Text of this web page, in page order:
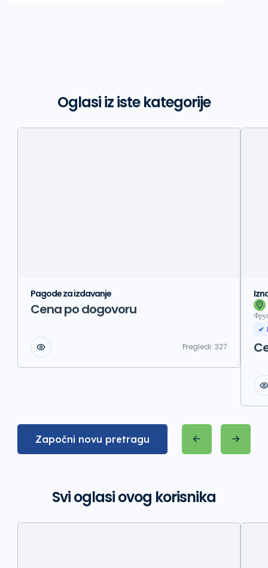
Oglasi iz iste kategorije
Pagode za izdavanje
Cena po dogovoru
Pregledi:327
✔
Započni novu pretragu
Svi oglasi ovog korisnika